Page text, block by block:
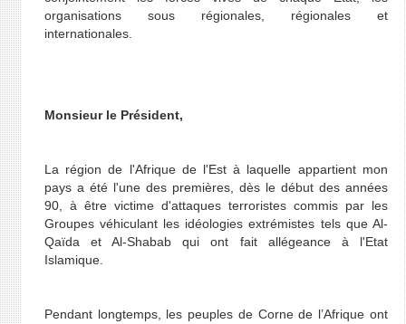
organisations sous régionales, régionales et
internationales.
Monsieur le Président,
La région de l'Afrique de l'Est à laquelle appartient mon
pays a été l'une des premières, dès le début des années
90, à être victime d'attaques terroristes commis par les
Groupes véhiculant les idéologies extrémistes tels que Al-
Qaïda et Al-Shabab qui ont fait allégeance à l'Etat
Islamique.
Pendant longtemps, les peuples de Corne de l’Afrique ont